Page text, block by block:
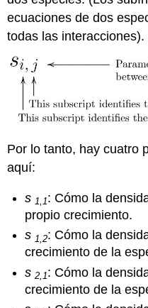
ecuaciones de dos
todas las interacciones).
Por lo tanto, hay cuatro
aquí:
s 1,1: Cómo la
propio crecimiento.
s 1,2: Cómo la
crecimiento de la
s 2,1: Cómo la
crecimiento de la